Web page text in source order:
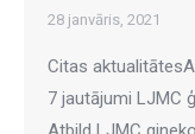
28 janvāris, 2021
Citas
7 jautājumi LJMC